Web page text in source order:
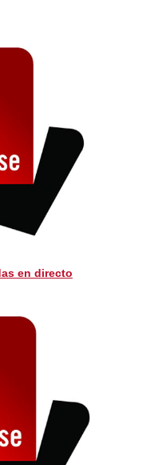
en directo